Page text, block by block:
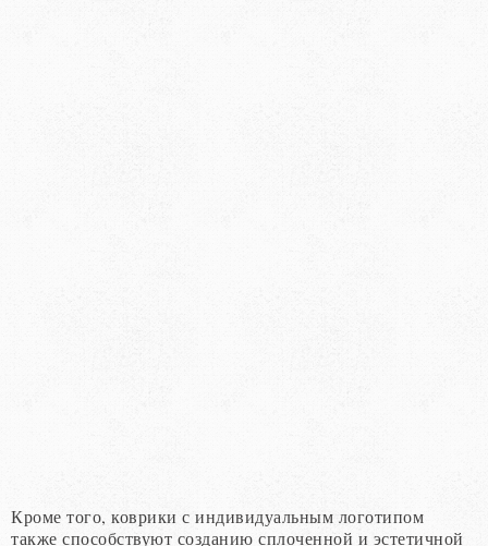
Кроме того, коврики с индивидуальным логотипом
также способствуют созданию сплоченной и эстетичной